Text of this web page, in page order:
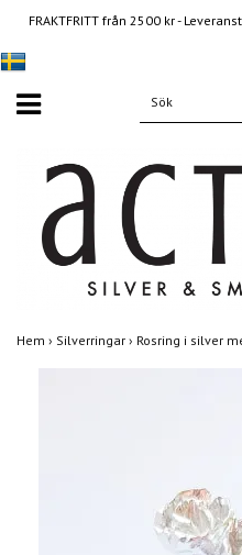
FRAKTFRITT från 2500 kr -
Hem › Silverringar › Rosring i silver